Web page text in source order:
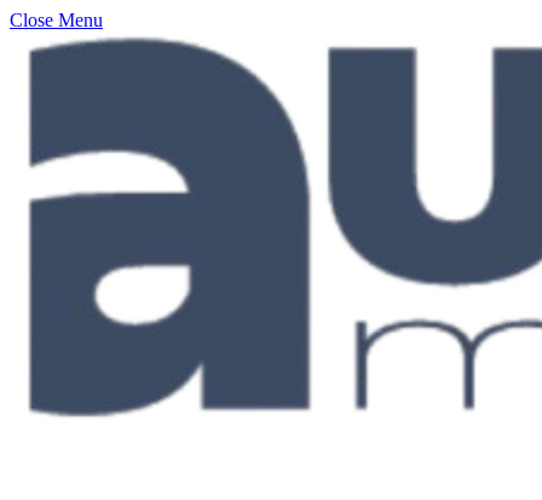
Close Menu